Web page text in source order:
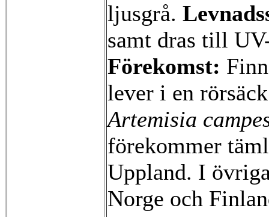
ljusgrå.
samt dras till
Förekomst:
lever i en
Artemisia
förekommer
Uppland. I
Norge och